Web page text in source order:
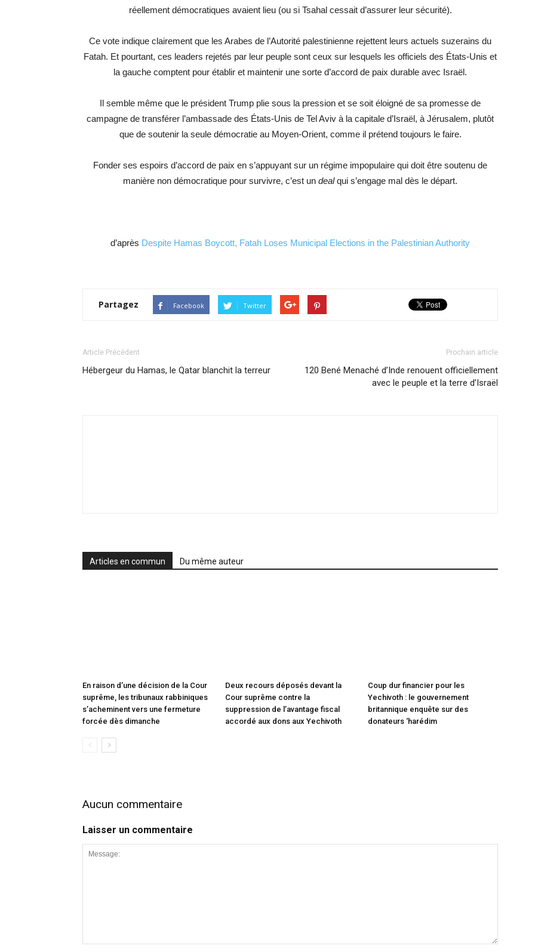
réellement démocratiques avaient lieu (ou si Tsahal cessait d’assurer leur sécurité).
Ce vote indique clairement que les Arabes de l’Autorité palestinienne rejettent leurs actuels suzerains du
Fatah. Et pourtant, ces leaders rejetés par leur peuple sont ceux sur lesquels les officiels des États-Unis et
la gauche comptent pour établir et maintenir une sorte d’accord de paix durable avec Israël.
Il semble même que le président Trump plie sous la pression et se soit éloigné de sa promesse de
campagne de transférer l’ambassade des États-Unis de Tel Aviv à la capitale d’Israël, à Jérusalem, plutôt
que de soutenir la seule démocratie au Moyen-Orient, comme il prétend toujours le faire.
Fonder ses espoirs d’accord de paix en s’appuyant sur un régime impopulaire qui doit être soutenu de
manière non démocratique pour survivre, c’est un dealqui s’engage mal dès le départ.
d’après Despite Hamas Boycott, Fatah Loses Municipal Elections in the Palestinian Authority
Partagez Facebook Twitter
Article Précédent
Hébergeur du Hamas, le Qatar blanchit la terreur
Prochain article
120 Bené Menaché d’Inde renouent officiellement
avec le peuple et la terre d’Israël
Articles en commun Du même auteur
En raison d’une décision de la Cour
suprême, les tribunaux rabbiniques
s’acheminent vers une fermeture
forcée dès dimanche
Deux recours déposés devant la
Cour suprême contre la
suppression de l’avantage fiscal
accordé aux dons aux Yechivoth
Coup dur financier pour les
Yechivoth : le gouvernement
britannique enquête sur des
donateurs ‘harédim
Aucun commentaire
Laisser un commentaire